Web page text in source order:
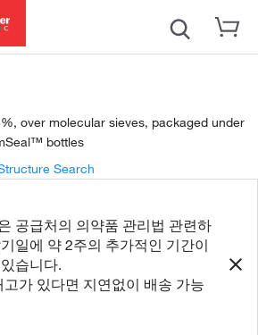
over molecular sieves, packaged under
bottles
Search
공급처의 의약품 관리법 관련하
일에 약 2주의 추가적인 기간이
습니다.
고가 있다면 지연없이 배송 가능